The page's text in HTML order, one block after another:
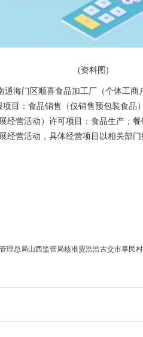
(资料图)
通海门区顺喜食品加工厂（个体工
目：食品销售（仅销售预包装食品
经营活动）许可项目：食品生产；
经营活动，具体经营项目以相关部门
理总局山西监管局核准贾浩浩古交市阜民